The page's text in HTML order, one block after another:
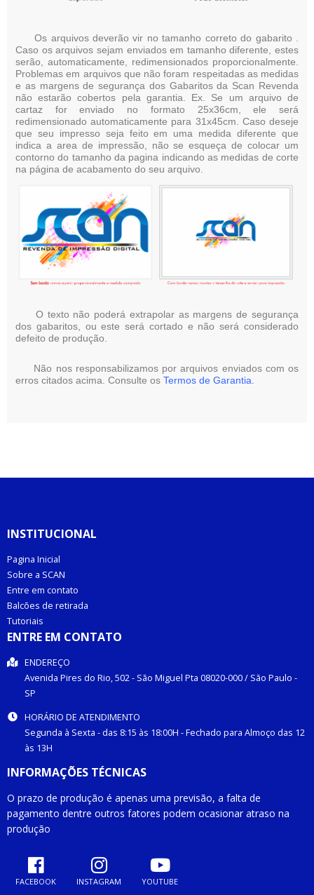
Os arquivos deverão vir no tamanho correto do gabarito .
Caso os arquivos sejam enviados em tamanho diferente, estes
serão, automaticamente, redimensionados proporcionalmente.
Problemas em arquivos que não foram respeitadas as medidas
e as margens de segurança dos Gabaritos da Scan Revenda
não estarão cobertos pela garantia. Ex. Se um arquivo de
cartaz for enviado no formato 25x36cm, ele será
redimensionado automaticamente para 31x45cm. Caso deseje
que seu impresso seja feito em uma medida diferente que
indica a area de impressão, não se esqueça de colocar um
contorno do tamanho da pagina indicando as medidas de corte
na página de acabamento do seu arquivo.
O texto não poderá extrapolar as margens de segurança
dos gabaritos, ou este será cortado e não será considerado
defeito de produção.
Não nos responsabilizamos por arquivos enviados com os
erros citados acima. Consulte os Termos de Garantia.
INSTITUCIONAL
Pagina Inicial
Sobre a SCAN
Entre em contato
Balcões de retirada
Tutoriais
ENTRE EM CONTATO
ENDEREÇO
Avenida Pires do Rio, 502 - São Miguel Pta 08020-000/ São Paulo -
SP
HORÁRIO DE ATENDIMENTO
Segunda à Sexta - das 8:15 às 18:00H - Fechado para Almoço das 12
às 13H
INFORMAÇÕES TÉCNICAS
O prazo de produção é apenas uma previsão, a falta de
pagamento dentre outros fatores podem ocasionar atraso na
produção
FACEBOOK INSTAGRAM YOUTUBE